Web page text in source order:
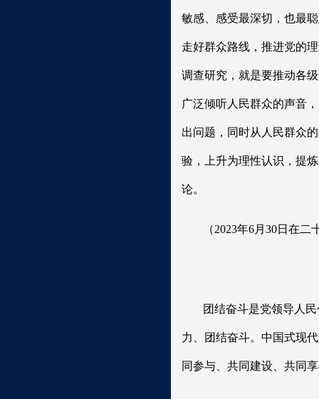
敏感、感受最深切，也最
走好群众路线，推进党的
调查研究，就是要推动各
广泛倾听人民群众的声音
出问题，同时从人民群众
验，上升为理性认识，提
论。
（2023年6月30日在
团结奋斗是党领导人
力、团结奋斗。中国式现
同参与、共同建设、共同